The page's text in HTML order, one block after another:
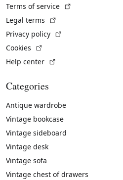
Terms of service
Legal terms
Privacy policy
Cookies
Help center
Categories
Antique wardrobe
Vintage bookcase
Vintage sideboard
Vintage desk
Vintage sofa
Vintage chest of drawers